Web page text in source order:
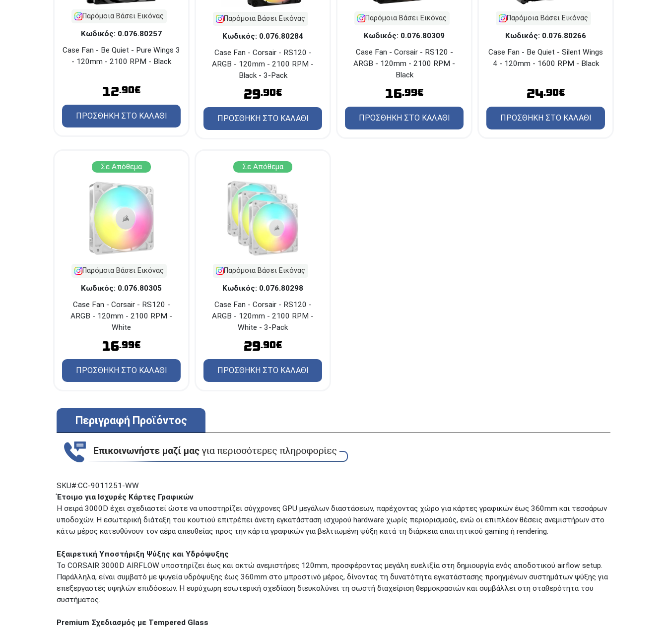
Παρόμοια Βάσει Εικόνας
Κωδικός: 0.076.80257
Case Fan - Be Quiet - Pure Wings 3
- 120mm - 2100 RPM - Black
12.90€
ΠΡΟΣΘΗΚΗ ΣΤΟ ΚΑΛΑΘΙ
Παρόμοια Βάσει Εικόνας
Κωδικός: 0.076.80284
Case Fan - Corsair - RS120 -
ARGB - 120mm - 2100 RPM -
Black - 3-Pack
29.90€
ΠΡΟΣΘΗΚΗ ΣΤΟ ΚΑΛΑΘΙ
Παρόμοια Βάσει Εικόνας
Κωδικός: 0.076.80309
Case Fan - Corsair - RS120 -
ARGB - 120mm - 2100 RPM -
Black
16.99€
ΠΡΟΣΘΗΚΗ ΣΤΟ ΚΑΛΑΘΙ
Παρόμοια Βάσει Εικόνας
Κωδικός: 0.076.80266
Case Fan - Be Quiet - Silent Wings
4 - 120mm - 1600 RPM - Black
24.90€
ΠΡΟΣΘΗΚΗ ΣΤΟ ΚΑΛΑΘΙ
Σε Απόθεμα
Παρόμοια Βάσει Εικόνας
Κωδικός: 0.076.80305
Case Fan - Corsair - RS120 -
ARGB - 120mm - 2100 RPM -
White
16.99€
ΠΡΟΣΘΗΚΗ ΣΤΟ ΚΑΛΑΘΙ
Σε Απόθεμα
Παρόμοια Βάσει Εικόνας
Κωδικός: 0.076.80298
Case Fan - Corsair - RS120 -
ARGB - 120mm - 2100 RPM -
White - 3-Pack
29.90€
ΠΡΟΣΘΗΚΗ ΣΤΟ ΚΑΛΑΘΙ
Περιγραφή Προϊόντος
SKU#:CC-9011251-WW
Έτοιμο για Ισχυρές Κάρτες Γραφικών
Η σειρά 3000D έχει σχεδιαστεί ώστε να υποστηρίζει σύγχρονες GPU μεγάλων διαστάσεων, παρέχοντας χώρο για κάρτες γραφικών έως 360mm και τεσσάρων
υποδοχών. Η εσωτερική διάταξη του κουτιού επιτρέπει άνετη εγκατάσταση ισχυρού hardware χωρίς περιορισμούς, ενώ οι επιπλέον θέσεις ανεμιστήρων στο
κάτω μέρος κατευθύνουν τον αέρα απευθείας προς την κάρτα γραφικών για βελτιωμένη ψύξη κατά τη διάρκεια απαιτητικού gaming ή rendering.
Εξαιρετική Υποστήριξη Ψύξης και Υδρόψυξης
Το CORSAIR 3000D AIRFLOW υποστηρίζει έως και οκτώ ανεμιστήρες 120mm, προσφέροντας μεγάλη ευελιξία στη δημιουργία ενός αποδοτικού airflow setup.
Παράλληλα, είναι συμβατό με ψυγεία υδρόψυξης έως 360mm στο μπροστινό μέρος, δίνοντας τη δυνατότητα εγκατάστασης προηγμένων συστημάτων ψύξης για
επεξεργαστές υψηλών επιδόσεων. Η ευρύχωρη εσωτερική σχεδίαση διευκολύνει τη σωστή διαχείριση θερμοκρασιών και συμβάλλει στη σταθερότητα του
συστήματος.
Premium Σχεδιασμός με Tempered Glass